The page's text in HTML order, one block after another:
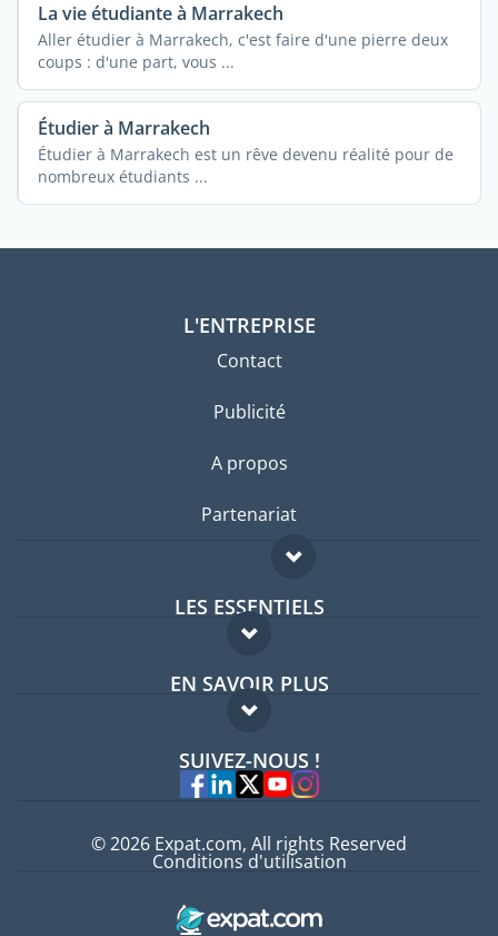
La vie étudiante à Marrakech
Aller étudier à Marrakech, c'est faire d'une pierre deux
coups : d'une part, vous ...
Étudier à Marrakech
Étudier à Marrakech est un rêve devenu réalité pour de
nombreux étudiants ...
L'ENTREPRISE
Contact
Publicité
A propos
Partenariat
LES ESSENTIELS
Forum expatriés
Guides pays
EN SAVOIR PLUS
FAQ
Experts
SUIVEZ-NOUS !
© 2026 Expat.com, All rights Reserved
Conditions d'utilisation